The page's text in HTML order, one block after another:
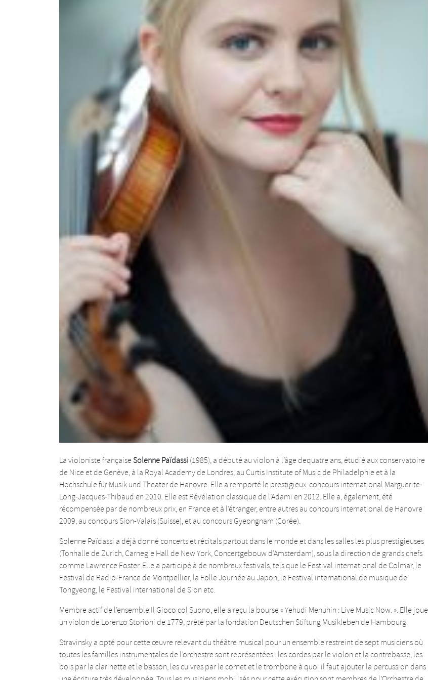
La violoniste françaiseSolenne Païdassi (1985), a débuté au violon à l’âge dequatre ans, étudié aux conservatoire
de Nice et de Genève, à la Royal Academy de Londres, au Curtis Institute of Music de Philadelphie et à la
Hochschule für Musik und Theater de Hanovre. Elle a remporté le prestigieux concours international Marguerite-
Long-Jacques-Thibaud en 2010. Elle est Révélation classique de l’Adami en 2012. Elle a, également, été
récompensée par de nombreux prix, en France et à l’étranger, entre autres au concours international de Hanovre
2009, au concours Sion-Valais (Suisse), et au concours Gyeongnam (Corée).
Solenne Païdassi a déjà donné concerts et récitals partout dans le monde et dans les salles les plus prestigieuses
(Tonhalle de Zurich, Carnegie Hall de New York, Concertgebouw d’Amsterdam), sous la direction de grands chefs
comme Lawrence Foster. Elle a participé à de nombreux festivals, tels que le Festival international de Colmar, le
Festival de Radio-France de Montpellier, la Folle Journée au Japon, le Festival international de musique de
Tongyeong, le Festival international de Sion etc.
Membre actif de l’ensemble Il Gioco col Suono, elle a reçu la bourse « Yehudi Menuhin : Live Music Now. ». Elle joue
un violon de Lorenzo Storioni de 1779, prêté par la fondation Deutschen Stiftung Musikleben de Hambourg.
Stravinsky a opté pour cette œuvre relevant du théâtre musical pour un ensemble restreint de sept musiciens où
toutes les familles instrumentales de l’orchestre sont représentées : les cordes par le violon et la contrebasse, les
bois par la clarinette et le basson, les cuivres par le cornet et le trombone à quoi il faut ajouter la percussion dans